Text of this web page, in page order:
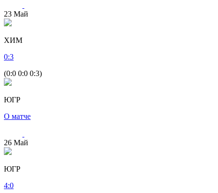
23 Май
ХИМ
0:3
(0:0 0:0 0:3)
ЮГР
О матче
26 Май
ЮГР
4:0